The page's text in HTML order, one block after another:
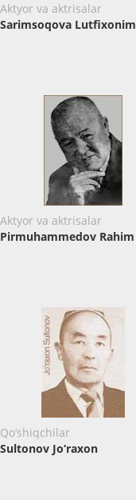
Aktyor va aktrisalar
Sarimsoqova Lutfixonim
Aktyor va aktrisalar
Pirmuhammedov Rahim
Qo‘shiqchilar
Sultonov Jo‘raxon